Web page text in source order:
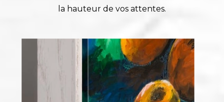
la hauteur de vos attentes.